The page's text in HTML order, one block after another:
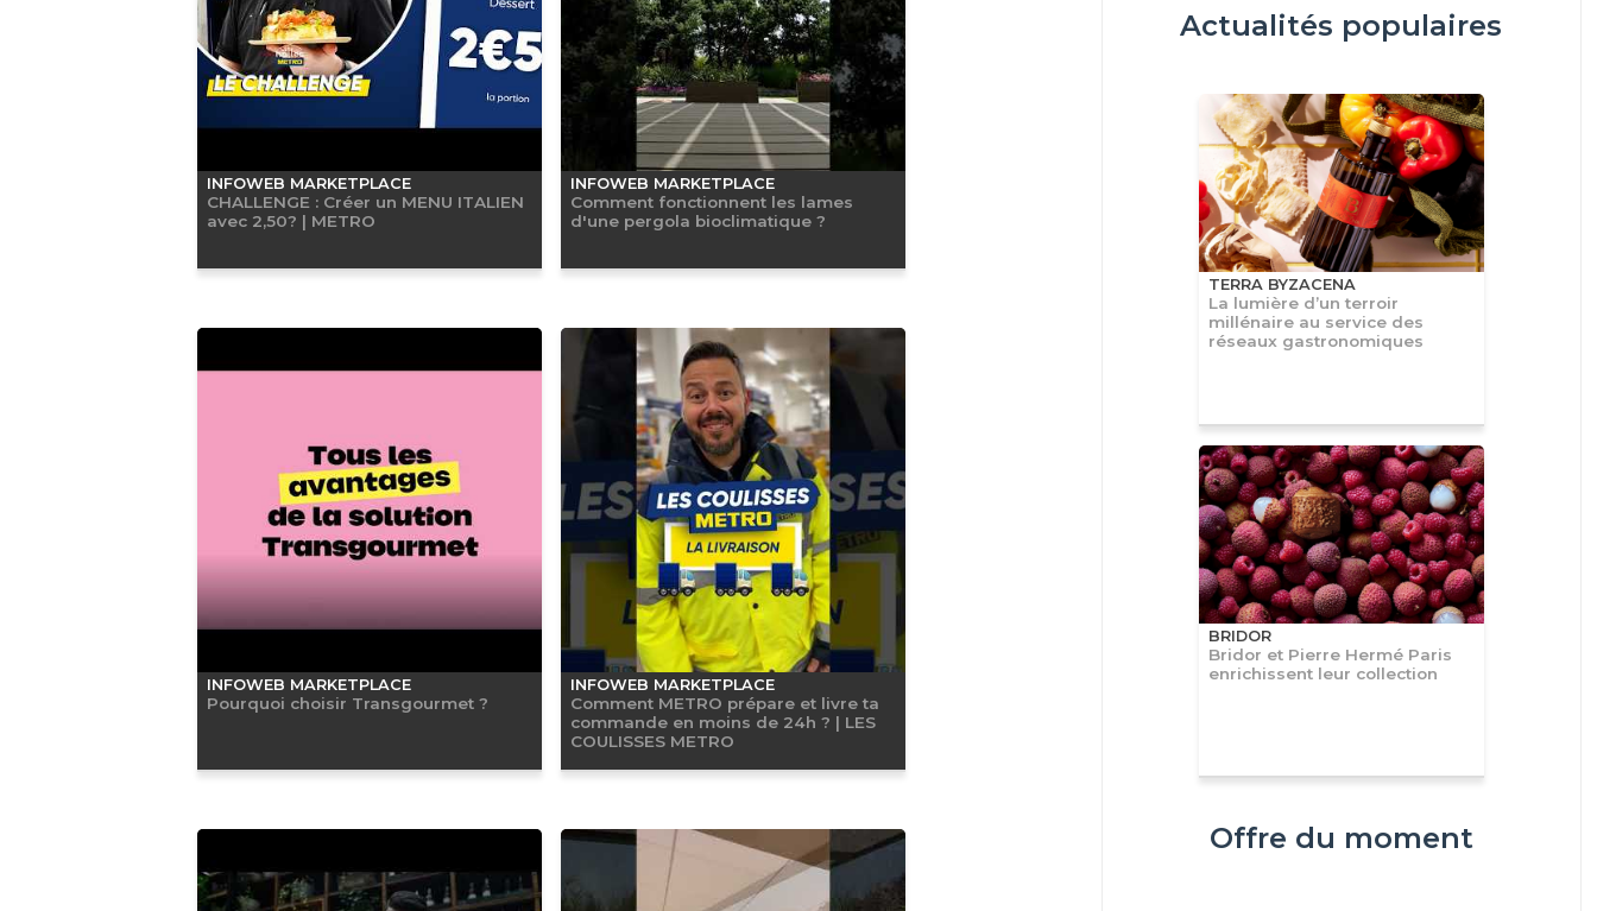
INFOWEB MARKETPLACE
CHALLENGE : Créer un MENU ITALIEN
avec 2,50? | METRO
INFOWEB MARKETPLACE
Comment fonctionnent les lames
d'une pergola bioclimatique ?
INFOWEB MARKETPLACE
Pourquoi choisir Transgourmet ?
INFOWEB MARKETPLACE
Comment METRO prépare et livre ta
commande en moins de 24h ? | LES
COULISSES METRO
Actualités populaires
TERRA BYZACENA
La lumière d’un terroir
millénaire au service des
réseaux gastronomiques
BRIDOR
Bridor et Pierre Hermé Paris
enrichissent leur collection
Offre du moment